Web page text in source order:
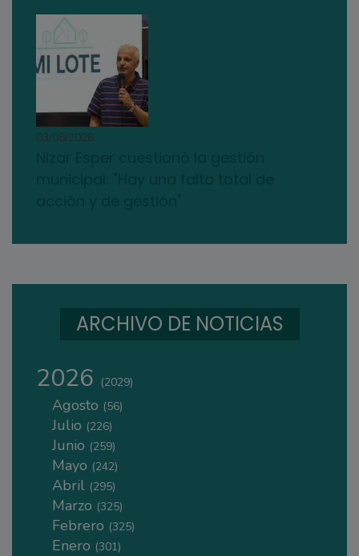
03/08/2026
ARCHIVO DE NOTICIAS
2026 (2029)
Agosto (56)
Julio (226)
Junio (259)
Mayo (242)
Abril (295)
Marzo (325)
Febrero (325)
Enero (301)